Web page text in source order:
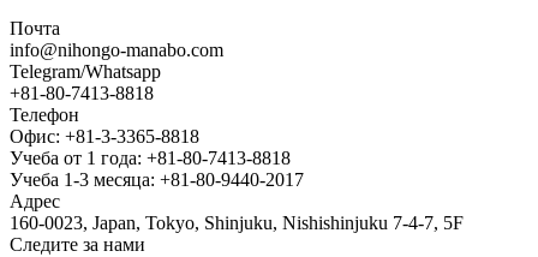
Почта
info@nihongo-manabo.com
Telegram/Whatsapp
+81-80-7413-8818
Телефон
Офис: +81-3-3365-8818
Учеба от 1 года: +81-80-7413-8818
Учеба 1-3 месяца: +81-80-9440-2017
Адрес
160-0023, Japan, Tokyo, Shinjuku, Nishishinjuku 7-4-7, 5F
Следите за нами